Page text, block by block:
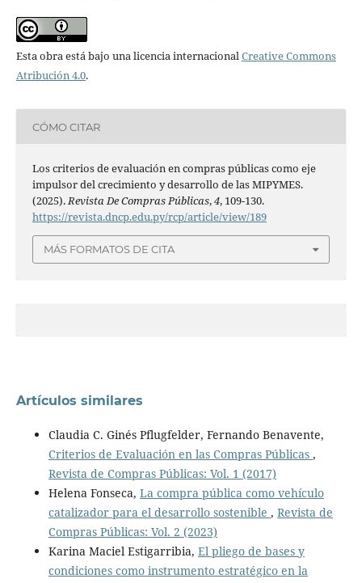
Esta obra está bajo una licencia internacionalCreative Commons
Atribución 4.0.
CÓMO CITAR
Los criterios de evaluación en compras públicas como eje
impulsor del crecimiento y desarrollo de las MIPYMES.
(2025).Revista De Compras Públicas,4, 109-130.
https://revista.dncp.edu.py/rcp/article/view/189
MÁS FORMATOS DE CITA
Artículos similares
Claudia C. Ginés Pflugfelder, Fernando Benavente,
Criterios de Evaluación en las Compras Públicas ,
Revista de Compras Públicas: Vol. 1 (2017)
Helena Fonseca, La compra pública como vehículo
catalizador para el desarrollo sostenible , Revista de
Compras Públicas: Vol. 2 (2023)
Karina Maciel Estigarribia, El pliego de bases y
condiciones como instrumento estratégico en la